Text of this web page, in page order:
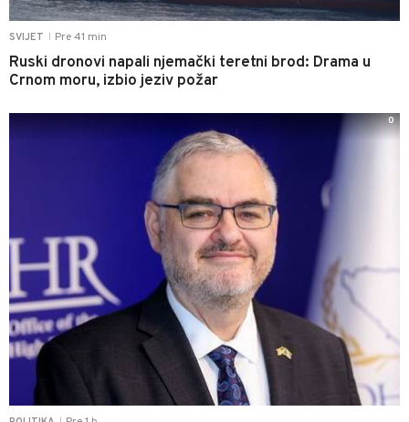
SVIJET Pre 41 min
Ruski dronovi napali njemački teretni brod: Drama u
Crnom moru, izbio jeziv požar
0